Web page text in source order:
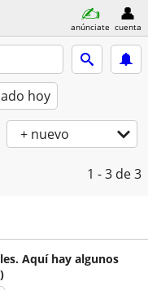
anúnciate cuenta
hoy
+ nuevo
1 - 3 de 3
Aquí hay algunos